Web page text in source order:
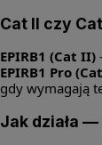
Cat II czy
EPIRB1 (Cat II)
EPIRB1 Pro
gdy wymagają
Jak działa